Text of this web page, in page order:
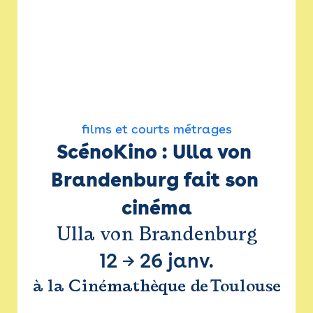
films et courts métrages
ScénoKino : Ulla von
Brandenburg fait son
cinéma
Ulla von Brandenburg
12 → 26 janv.
à la Cinémathèque de Toulouse